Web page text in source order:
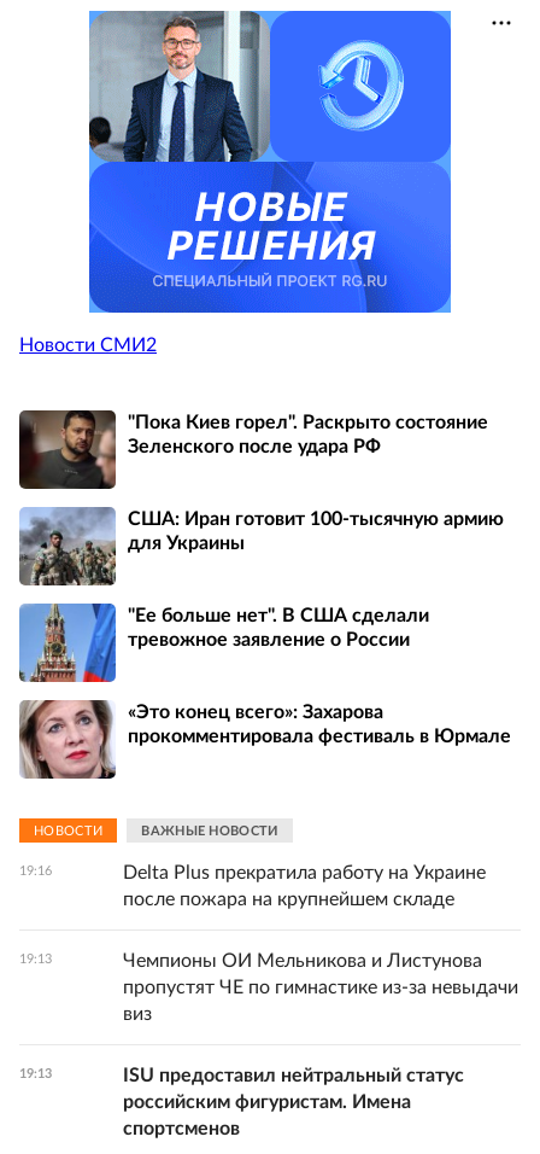
Новости СМИ2
"Пока Киев горел". Раскрыто состояние
Зеленского после удара РФ
США: Иран готовит 100-тысячную армию
для Украины
"Ее больше нет". В США сделали
тревожное заявление о России
«Это конец всего»: Захарова
прокомментировала фестиваль в Юрмале
НОВОСТИ ВАЖНЫЕ НОВОСТИ
19:16
Delta Plus прекратила работу на Украине
после пожара на крупнейшем складе
19:13
Чемпионы ОИ Мельникова и Листунова
пропустят ЧЕ по гимнастике из-за невыдачи
виз
19:13
ISU предоставил нейтральный статус
российским фигуристам. Имена
спортсменов